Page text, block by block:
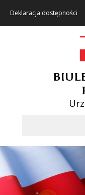
Deklaracja dostępności